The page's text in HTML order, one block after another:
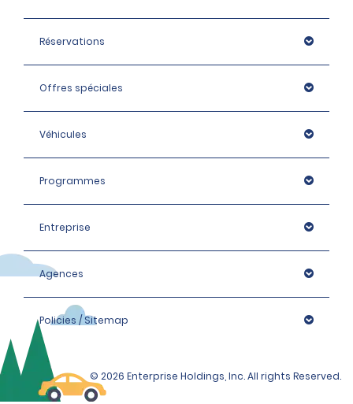
Réservations
Offres spéciales
Véhicules
Programmes
Entreprise
Agences
Policies / Sitemap
© 2026 Enterprise Holdings, Inc. All rights Reserved.